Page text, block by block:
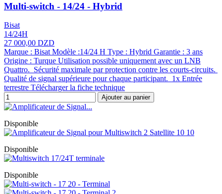
Multi-switch - 14/24 - Hybrid
Bisat
14/24H
27 000,00 DZD
Marque : Bisat Modèle :14/24 H Type : Hybrid Garantie : 3 ans
Origine : Turque Utilisation possible uniquement avec un LNB
Quattro. Sécurité maximale par protection contre les courts-circuits.
Qualité de signal supérieure pour chaque participant. 1x Entrée
terrestre Télécharger la fiche technique
Ajouter au panier
Disponible
Disponible
Disponible